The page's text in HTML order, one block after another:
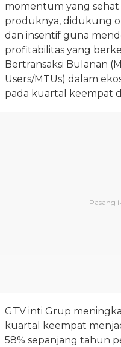
momentum yang
produknya, didukung
dan insentif guna
profitabilitas yang
Bertransaksi Bulanan
Users/MTUs) dalam
pada kuartal keempat
GTV inti Grup
kuartal keempat
58% sepanjang tahun